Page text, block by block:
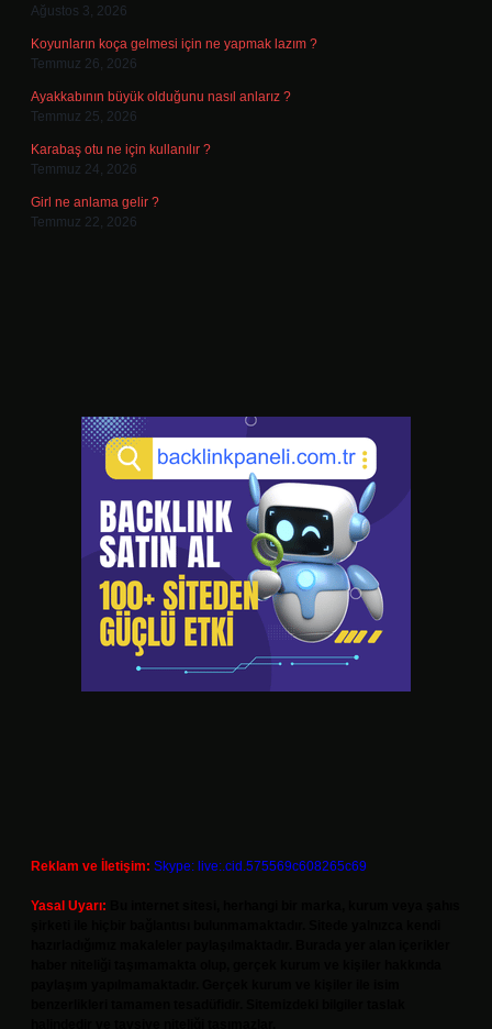
Ağustos 3, 2026
Koyunların koça gelmesi için ne yapmak lazım ?
Temmuz 26, 2026
Ayakkabının büyük olduğunu nasıl anlarız ?
Temmuz 25, 2026
Karabaş otu ne için kullanılır ?
Temmuz 24, 2026
Girl ne anlama gelir ?
Temmuz 22, 2026
Reklam ve İletişim: Skype: live:.cid.575569c608265c69
Yasal Uyarı: